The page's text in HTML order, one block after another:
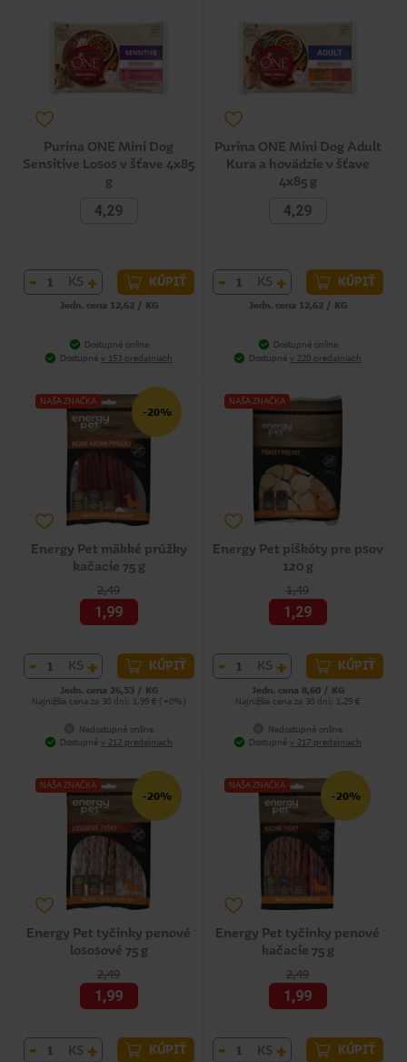
Purina ONE Mini Dog
Sensitive Losos v šťave 4x85
g
4,29
- KS + KÚPIŤ
Jedn. cena 12,62 / KG
Dostupné online
Dostupné v 153 predajniach
Purina ONE Mini Dog Adult
Kura a hovädzie v šťave
4x85 g
4,29
- KS + KÚPIŤ
Jedn. cena 12,62 / KG
Dostupné online
Dostupné v 220 predajniach
NAŠA ZNAČKA
-20%
Energy Pet mäkké prúžky
kačacie 75 g
2,49
1,99
- KS + KÚPIŤ
Jedn. cena 26,53 / KG
Najnižšia cena za 30 dní: 1,99 € (+0%)
Nedostupné online
Dostupné v 212 predajniach
NAŠA ZNAČKA
Energy Pet piškóty pre psov
120 g
1,49
1,29
- KS + KÚPIŤ
Jedn. cena 8,60 / KG
Najnižšia cena za 30 dní: 1,29 €
Nedostupné online
Dostupné v 217 predajniach
NAŠA ZNAČKA
-20%
Energy Pet tyčinky penové
lososové 75 g
2,49
1,99
- KS + KÚPIŤ
NAŠA ZNAČKA
-20%
Energy Pet tyčinky penové
kačacie 75 g
2,49
1,99
- KS + KÚPIŤ